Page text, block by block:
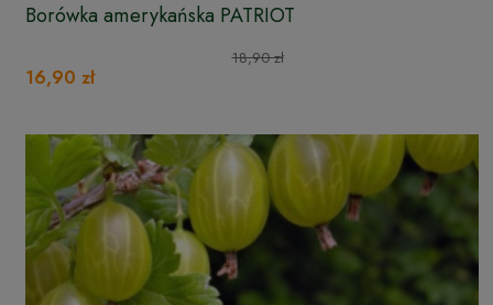
Borówka amerykańska PATRIOT
18,90 zł
16,90 zł